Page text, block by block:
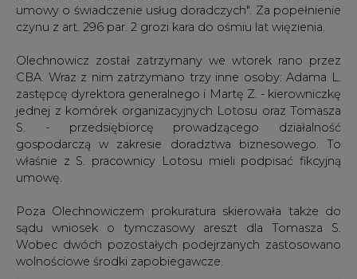
umowy o świadczenie usług doradczych". Za popełnienie
czynu z art. 296 par. 2 grozi kara do ośmiu lat więzienia.
Olechnowicz został zatrzymany we wtorek rano przez
CBA. Wraz z nim zatrzymano trzy inne osoby: Adama L.
zastępcę dyrektora generalnego i Martę Z. - kierowniczkę
jednej z komórek organizacyjnych Lotosu oraz Tomasza
S. - przedsiębiorcę prowadzącego działalność
gospodarczą w zakresie doradztwa biznesowego. To
właśnie z S. pracownicy Lotosu mieli podpisać fikcyjną
umowę.
Poza Olechnowiczem prokuratura skierowała także do
sądu wniosek o tymczasowy areszt dla Tomasza S.
Wobec dwóch pozostałych podejrzanych zastosowano
wolnościowe środki zapobiegawcze.